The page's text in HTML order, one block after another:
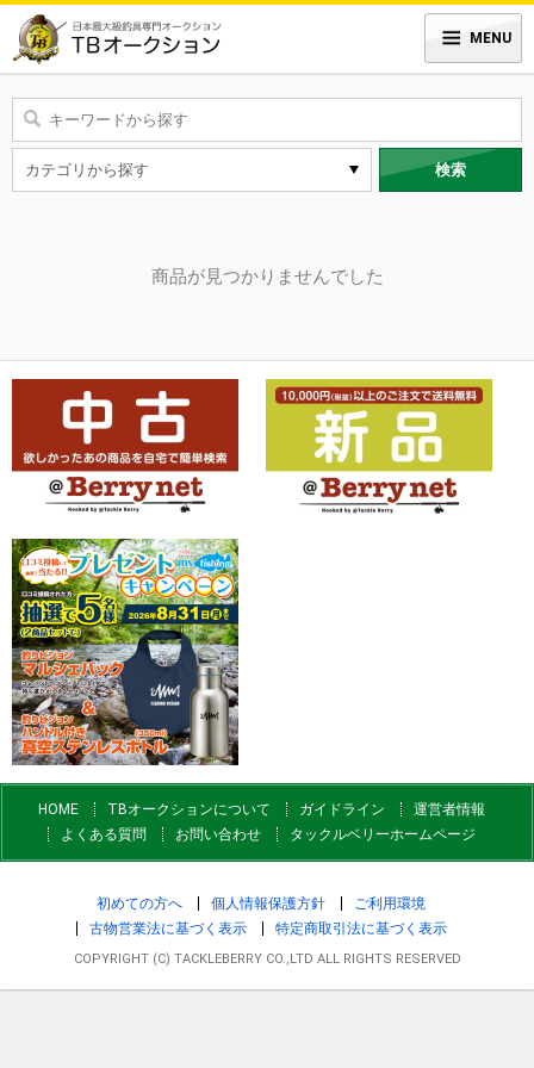
MENU
検索
商品が見つかりませんでした
HOME TBオークションについて ガイドライン
運営者情報
よくある質問
お問い合わせ タックルベリーホームページ
初めての方へ 個人情報保護方針
ご利用環境
古物営業法に基づく表示
特定商取引法に基づく表示
COPYRIGHT (C) TACKLEBERRY CO.,LTD ALL RIGHTS RESERVED